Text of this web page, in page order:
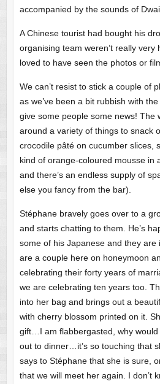
accompanied by the sounds of
A Chinese tourist had bought his
organising team weren’t really
loved to have seen the photos or
We can’t resist to stick a couple of
as we’ve been a bit rubbish with
give some people some news! The
around a variety of things to snack
crocodile pâté on cucumber slices,
kind of orange-coloured mousse in
and there’s an endless supply of
else you fancy from the bar).
Stéphane bravely goes over to a
and starts chatting to them. He’s
some of his Japanese and they
are a couple here on honeymoon
celebrating their forty years of
we are celebrating ten years too.
into her bag and brings out a
with cherry blossom printed on it.
gift…I am flabbergasted, why
out to dinner…it’s so touching that
says to Stéphane that she is sure,
that we will meet her again. I don’t